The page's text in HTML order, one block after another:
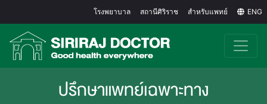
โรงพยาบาล สถานีศิริราช สำหรับแพทย์ ENG
ปรึกษาแพทย์เฉพาะทาง